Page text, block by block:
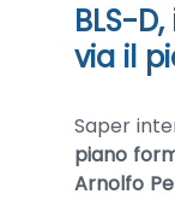
BLS-
via il
Saper
piano
Arnolfo